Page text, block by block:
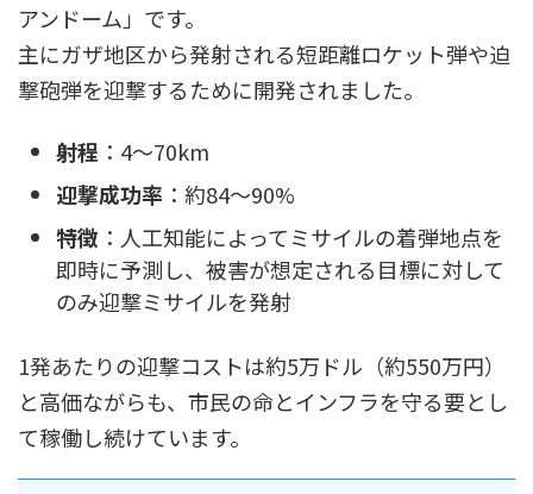
アンドーム」です。
主にガザ地区から発射される短距離ロケット弾や迫
撃砲弾を迎撃するために開発されました。
射程 ：4～70km
迎撃成功率 ：約84～90%
特徴 ：人工知能によってミサイルの着弾地点を
即時に予測し、被害が想定される目標に対して
のみ迎撃ミサイルを発射
1発あたりの迎撃コストは約5万ドル（約550万円）
と高価ながらも、市民の命とインフラを守る要とし
て稼働し続けています。